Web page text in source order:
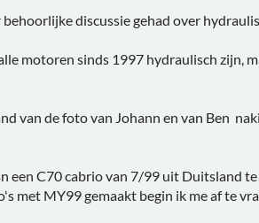
discussie gehad over
motoren sinds 1997 hydraulisch zijn,
van de foto van Johann en van Ben
een C70 cabrio van 7/99 uit Duitsland
met MY99 gemaakt begin ik me af te